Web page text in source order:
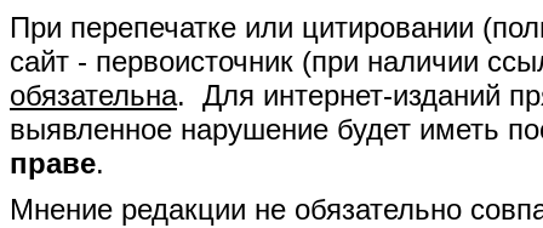
При перепечатке или цитировании
сайт - первоисточник (при наличии
обязательна. Для интернет-изданий
выявленное нарушение будет иметь
праве.
Мнение редакции не обязательно